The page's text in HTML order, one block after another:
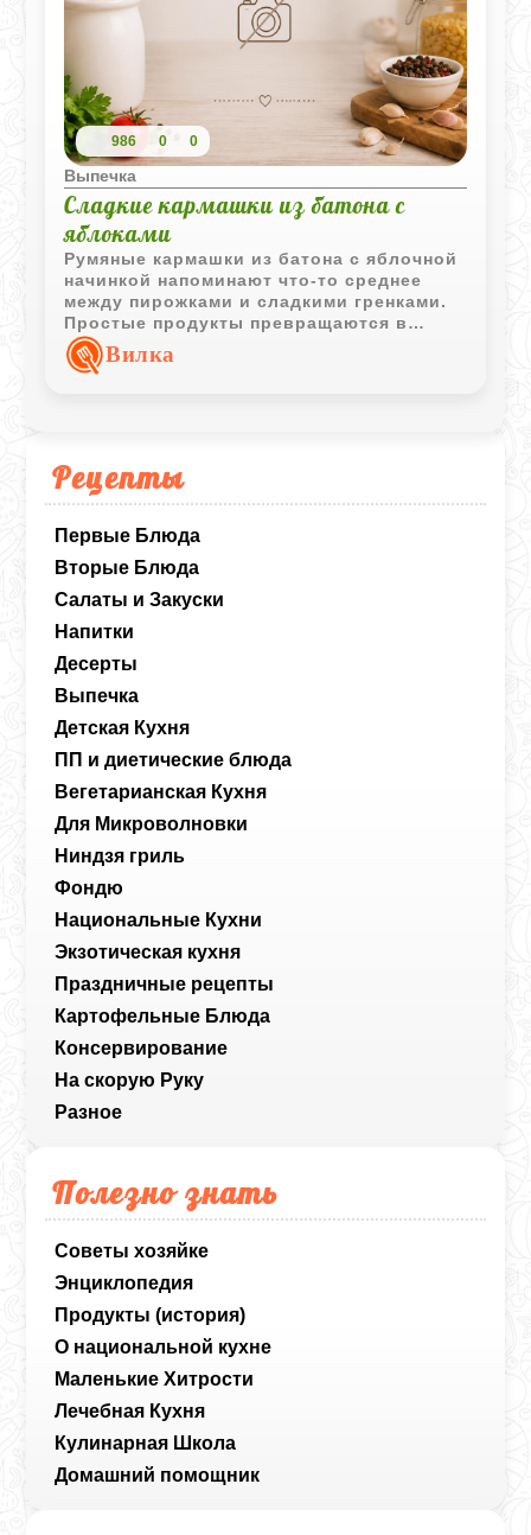
Рецепты
Первые Блюда
Вторые Блюда
Салаты и Закуски
Напитки
Десерты
Выпечка
Детская Кухня
ПП и диетические блюда
Вегетарианская Кухня
Для Микроволновки
Ниндзя гриль
Фондю
Национальные Кухни
Экзотическая кухня
Праздничные рецепты
Картофельные Блюда
Консервирование
На скорую Руку
Разное
Полезно знать
Советы хозяйке
Энциклопедия
Продукты (история)
О национальной кухне
Маленькие Хитрости
Лечебная Кухня
Кулинарная Школа
Домашний помощник
986 0 0
Выпечка
Сладкие кармашки из батона с
яблоками
Румяные кармашки из батона с яблочной
начинкой напоминают что-то среднее
между пирожками и сладкими гренками.
Простые продукты превращаются в
ароматное угощение к чаю всего за
несколько минут.
Вилка